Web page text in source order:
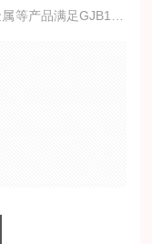
等产品满足GJB150